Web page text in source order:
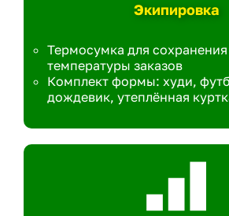
Экипировка
Термосумка для сохранения
температуры заказов
Комплект формы: худи,
дождевик, утеплённая